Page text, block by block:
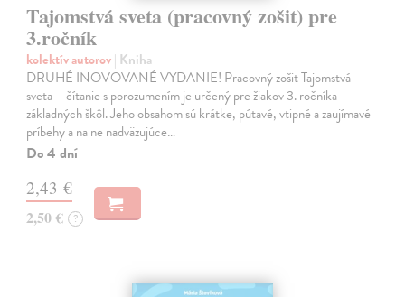
Tajomstvá sveta (pracovný zošit) pre
3.ročník
kolektív autorov| Kniha
DRUHÉ INOVOVANÉ VYDANIE! Pracovný zošit Tajomstvá
sveta – čítanie s porozumením je určený pre žiakov 3. ročníka
základných škôl. Jeho obsahom sú krátke, pútavé, vtipné a zaujímavé
príbehy a na ne nadväzujúce…
Do 4 dní
2,43 €
2,50 € ?